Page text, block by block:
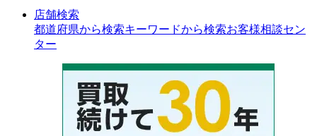
店舗検索
都道府県から検索キーワードから検索お客様相談セン
ター